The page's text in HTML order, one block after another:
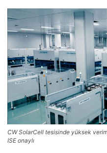
CW SolarCell tesisinde yüksek
ISE onaylı